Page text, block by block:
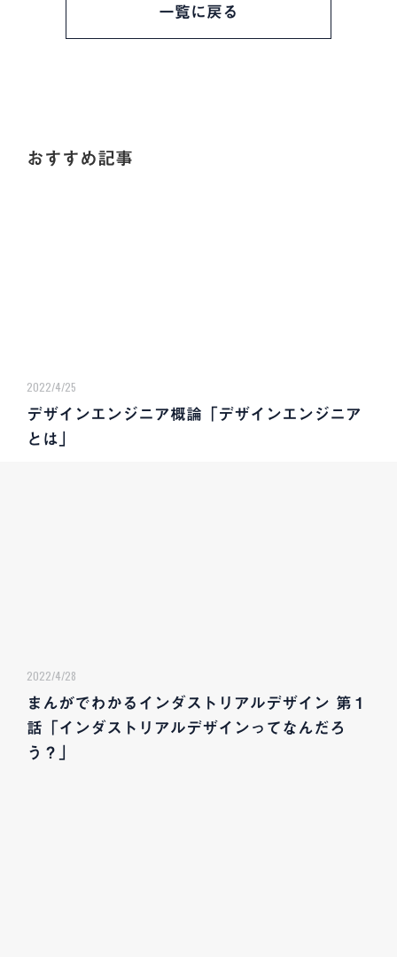
一覧に戻る
おすすめ記事
2022/4/25
デザインエンジニア概論「デザインエンジニア
とは」
2022/4/28
まんがでわかるインダストリアルデザイン 第１
話「インダストリアルデザインってなんだろ
う？」